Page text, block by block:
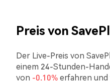
Preis von
Der Live-Preis von
einem 24-Stunden-
von -0.10%erfahren